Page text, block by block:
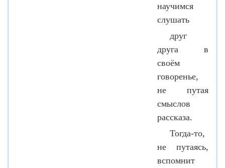
научимся
слушать
друг
друга в
своём
говоренье,
не путая
смыслов
рассказа.
Тогда-то,
не путаясь,
вспомнит